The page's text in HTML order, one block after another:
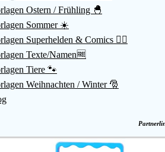
Ostern / Frühling 🐣
Sommer ☀️
Superhelden & Comics 🦸‍♂️
Texte/Namen🆓
Tiere 🐾
Weihnachten / Winter 🎅